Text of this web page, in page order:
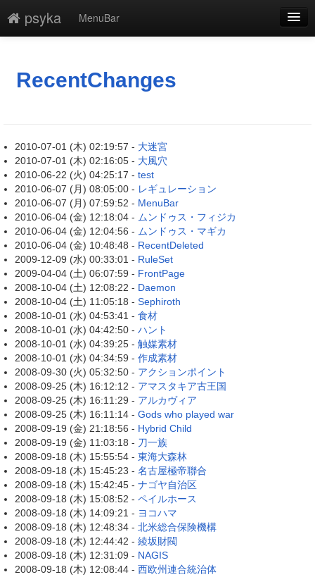
psyka
MenuBar
最終更新
RecentChanges
2010-07-01 (木) 02:19:57 - 大迷宮
2010-07-01 (木) 02:16:05 - 大風穴
2010-06-22 (火) 04:25:17 - test
2010-06-07 (月) 08:05:00 - レギュレーション
2010-06-07 (月) 07:59:52 - MenuBar
2010-06-04 (金) 12:18:04 - ムンドゥス・フィジカ
2010-06-04 (金) 12:04:56 - ムンドゥス・マギカ
2010-06-04 (金) 10:48:48 - RecentDeleted
2009-12-09 (水) 00:33:01 - RuleSet
2009-04-04 (土) 06:07:59 - FrontPage
2008-10-04 (土) 12:08:22 - Daemon
2008-10-04 (土) 11:05:18 - Sephiroth
2008-10-01 (水) 04:53:41 - 食材
2008-10-01 (水) 04:42:50 - ハント
2008-10-01 (水) 04:39:25 - 触媒素材
2008-10-01 (水) 04:34:59 - 作成素材
2008-09-30 (火) 05:32:50 - アクションポイント
2008-09-25 (木) 16:12:12 - アマスタキア古王国
2008-09-25 (木) 16:11:29 - アルカヴィア
2008-09-25 (木) 16:11:14 - Gods who played war
2008-09-19 (金) 21:18:56 - Hybrid Child
2008-09-19 (金) 11:03:18 - 刀一族
2008-09-18 (木) 15:55:54 - 東海大森林
2008-09-18 (木) 15:45:23 - 名古屋極帝聯合
2008-09-18 (木) 15:42:45 - ナゴヤ自治区
2008-09-18 (木) 15:08:52 - ペイルホース
2008-09-18 (木) 14:09:21 - ヨコハマ
2008-09-18 (木) 12:48:34 - 北米総合保険機構
2008-09-18 (木) 12:44:42 - 綾坂財閥
2008-09-18 (木) 12:31:09 - NAGIS
2008-09-18 (木) 12:08:44 - 西欧州連合統治体